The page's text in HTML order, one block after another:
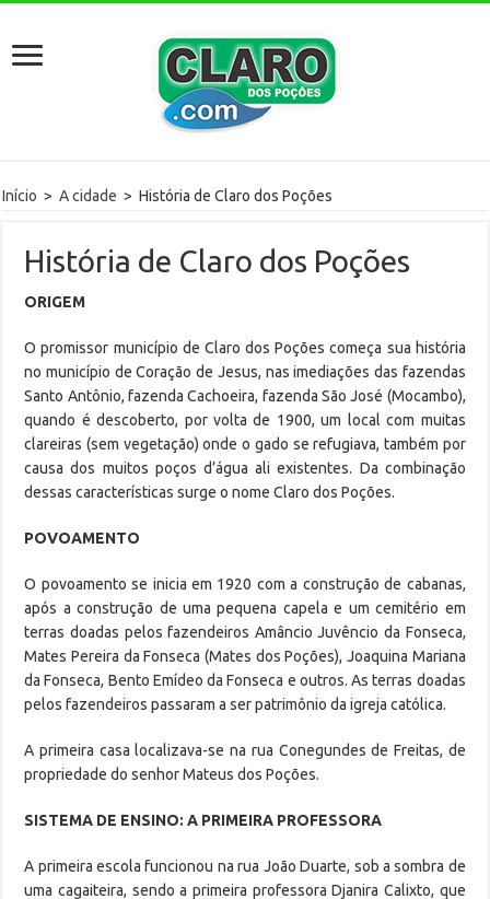
Início > A cidade > História de Claro dos Poções
História de Claro dos Poções
ORIGEM
O promissor município de Claro dos Poções começa sua história
no município de Coração de Jesus, nas imediações das fazendas
Santo Antônio, fazenda Cachoeira, fazenda São José (Mocambo),
quando é descoberto, por volta de 1900, um local com muitas
clareiras (sem vegetação) onde o gado se refugiava, também por
causa dos muitos poços d’água ali existentes. Da combinação
dessas características surge o nome Claro dos Poções.
POVOAMENTO
O povoamento se inicia em 1920 com a construção de cabanas,
após a construção de uma pequena capela e um cemitério em
terras doadas pelos fazendeiros Amâncio Juvêncio da Fonseca,
Mates Pereira da Fonseca (Mates dos Poções), Joaquina Mariana
da Fonseca, Bento Emídeo da Fonseca e outros. As terras doadas
pelos fazendeiros passaram a ser patrimônio da igreja católica.
A primeira casa localizava-se na rua Conegundes de Freitas, de
propriedade do senhor Mateus dos Poções.
SISTEMA DE ENSINO: A PRIMEIRA PROFESSORA
A primeira escola funcionou na rua João Duarte, sob a sombra de
uma cagaiteira, sendo a primeira professora Djanira Calixto, que